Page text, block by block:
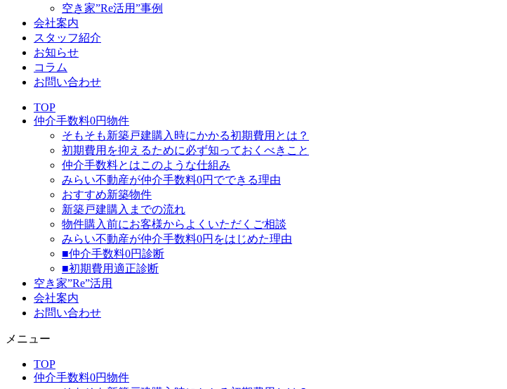
空き家”Re活用”事例
会社案内
スタッフ紹介
お知らせ
コラム
お問い合わせ
TOP
仲介手数料0円物件
そもそも新築戸建購入時にかかる初期費用とは？
初期費用を抑えるために必ず知っておくべきこと
仲介手数料とはこのような仕組み
みらい不動産が仲介手数料0円でできる理由
おすすめ新築物件
新築戸建購入までの流れ
物件購入前にお客様からよくいただくご相談
みらい不動産が仲介手数料0円をはじめた理由
■仲介手数料0円診断
■初期費用適正診断
空き家”Re”活用
会社案内
お問い合わせ
メニュー
TOP
仲介手数料0円物件